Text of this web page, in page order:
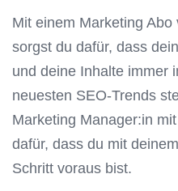
Mit einem Marketing
sorgst du dafür, dass
und deine Inhalte immer
neuesten SEO-Trends
Marketing Manager:in
dafür, dass du mit
Schritt voraus bist.